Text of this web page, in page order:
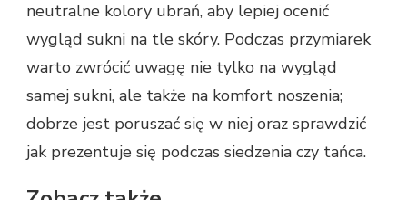
neutralne kolory ubrań, aby lepiej ocenić
wygląd sukni na tle skóry. Podczas przymiarek
warto zwrócić uwagę nie tylko na wygląd
samej sukni, ale także na komfort noszenia;
dobrze jest poruszać się w niej oraz sprawdzić
jak prezentuje się podczas siedzenia czy tańca.